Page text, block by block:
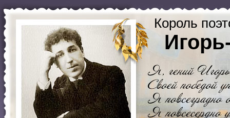
Король